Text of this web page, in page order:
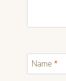
Name *